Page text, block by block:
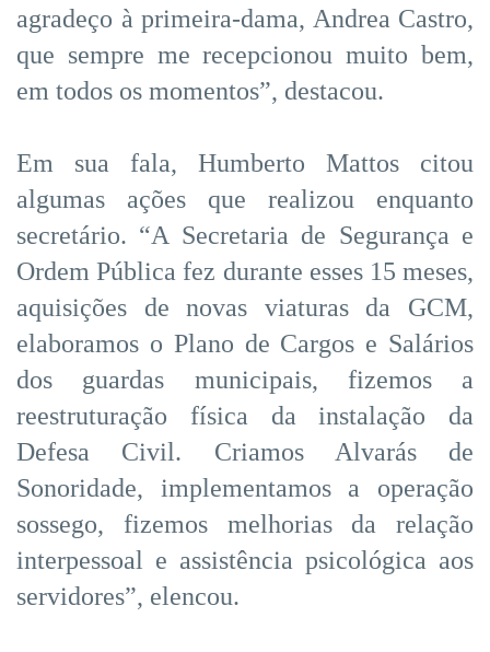
agradeço à primeira-dama, Andrea Castro,
que sempre me recepcionou muito bem,
em todos os momentos”, destacou.
Em sua fala, Humberto Mattos citou
algumas ações que realizou enquanto
secretário. “A Secretaria de Segurança e
Ordem Pública fez durante esses 15 meses,
aquisições de novas viaturas da GCM,
elaboramos o Plano de Cargos e Salários
dos guardas municipais, fizemos a
reestruturação física da instalação da
Defesa Civil. Criamos Alvarás de
Sonoridade, implementamos a operação
sossego, fizemos melhorias da relação
interpessoal e assistência psicológica aos
servidores”, elencou.